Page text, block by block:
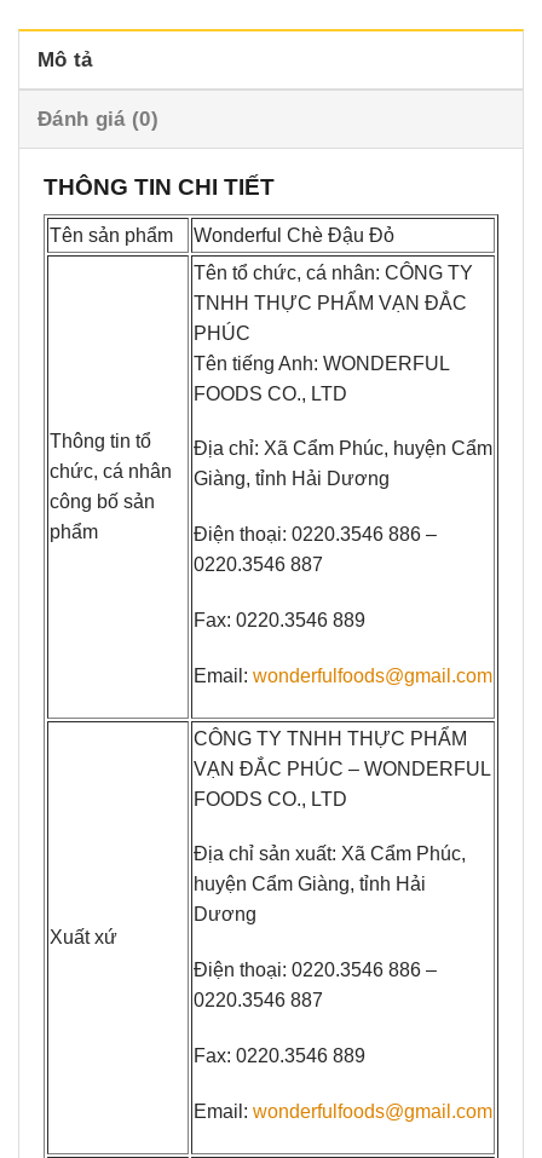
Mô tả
Đánh giá (0)
THÔNG TIN CHI TIẾT
Tên sản phẩm Wonderful Chè Đậu Đỏ
Thông tin tổ
chức, cá nhân
công bố sản
phẩm
Tên tổ chức, cá nhân: CÔNG TY
TNHH THỰC PHẨM VẠN ĐẮC
PHÚC
Tên tiếng Anh: WONDERFUL
FOODS CO., LTD
Địa chỉ: Xã Cẩm Phúc, huyện Cẩm
Giàng, tỉnh Hải Dương
Điện thoại: 0220.3546 886 –
0220.3546 887
Fax: 0220.3546 889
Email: wonderfulfoods@gmail.com
Xuất xứ
CÔNG TY TNHH THỰC PHẨM
VẠN ĐẮC PHÚC – WONDERFUL
FOODS CO., LTD
Địa chỉ sản xuất: Xã Cẩm Phúc,
huyện Cẩm Giàng, tỉnh Hải
Dương
Điện thoại: 0220.3546 886 –
0220.3546 887
Fax: 0220.3546 889
Email: wonderfulfoods@gmail.com